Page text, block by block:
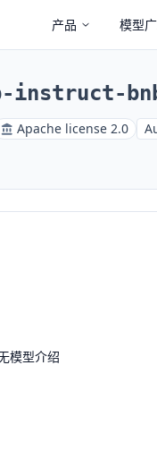
产品 模型
instruct-
Apache license 2.0
模型介绍